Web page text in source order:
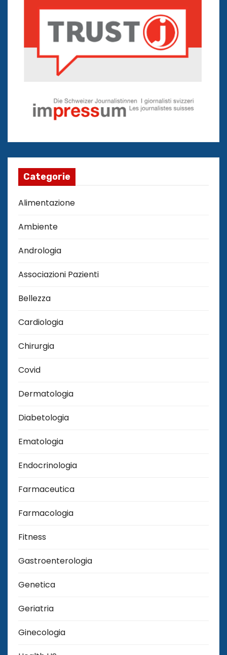
Categorie
Alimentazione
Ambiente
Andrologia
Associazioni Pazienti
Bellezza
Cardiologia
Chirurgia
Covid
Dermatologia
Diabetologia
Ematologia
Endocrinologia
Farmaceutica
Farmacologia
Fitness
Gastroenterologia
Genetica
Geriatria
Ginecologia